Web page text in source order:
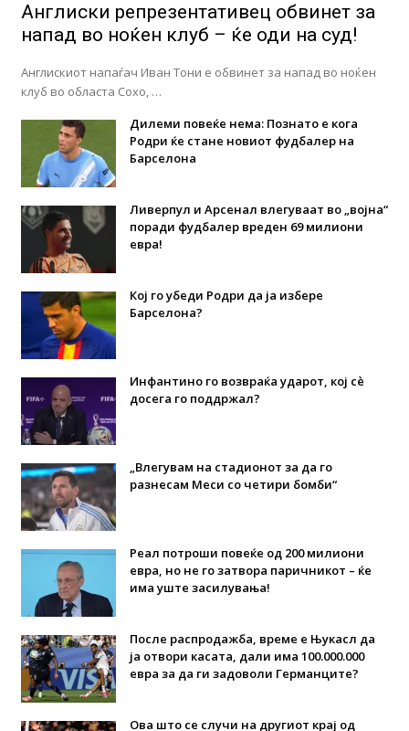
Англиски репрезентативец обвинет за
напад во ноќен клуб – ќе оди на суд!
Англискиот напаѓач Иван Тони е обвинет за напад во ноќен
клуб во областа Сохо, …
Дилеми повеќе нема: Познато е кога
Родри ќе стане новиот фудбалер на
Барселона
Ливерпул и Арсенал влегуваат во „војна“
поради фудбалер вреден 69 милиони
евра!
Кој го убеди Родри да ја избере
Барселона?
Инфантино го возвраќа ударот, кој сè
досега го поддржал?
„Влегувам на стадионот за да го
разнесам Меси со четири бомби“
Реал потроши повеќе од 200 милиони
евра, но не го затвора паричникот – ќе
има уште засилувања!
После распродажба, време е Њукасл да
ја отвори касата, дали има 100.000.000
евра за да ги задоволи Германците?
Ова што се случи на другиот крај од